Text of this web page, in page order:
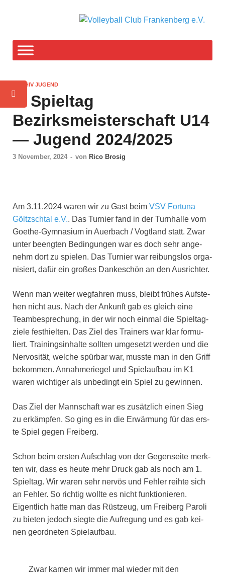
ARCHIV JUGEND
2. Spieltag
Bezirksmeisterschaft U14
— Jugend 2024/2025
3 November, 2024 - von Rico Brosig
Am 3.11.2024 waren wir zu Gast beim VSV For­tu­na
Göltzsch­tal e.V.. Das Tur­nier fand in der Turn­hal­le vom
Goe­the-Gym­na­si­um in Auer­bach / Vogt­land statt. Zwar
unter beeng­ten Bedin­gun­gen war es doch sehr ange­
nehm dort zu spie­len. Das Tur­nier war rei­bungs­los orga­
ni­siert, dafür ein gro­ßes Dan­ke­schön an den Aus­rich­ter.
Wenn man wei­ter weg­fah­ren muss, bleibt frü­hes Auf­ste­
hen nicht aus. Nach der Ankunft gab es gleich eine
Team­be­spre­chung, in der wir noch ein­mal die Spiel­tag­
zie­le fest­hiel­ten. Das Ziel des Trai­ners war klar for­mu­
liert. Trai­nings­in­hal­te soll­ten umge­setzt wer­den und die
Ner­vo­si­tät, wel­che spür­bar war, muss­te man in den Griff
bekom­men. Annah­me­rie­gel und Spiel­auf­bau im K1
waren wich­ti­ger als unbe­dingt ein Spiel zu gewin­nen.
Das Ziel der Mann­schaft war es zusätz­lich einen Sieg
zu erkämp­fen. So ging es in die Erwär­mung für das ers­
te Spiel gegen Frei­berg.
Schon beim ers­ten Auf­schlag von der Gegen­sei­te merk­
ten wir, dass es heu­te mehr Druck gab als noch am 1.
Spiel­tag. Wir waren sehr ner­vös und Feh­ler reih­te sich
an Feh­ler. So rich­tig woll­te es nicht funk­tio­nie­ren.
Eigent­lich hat­te man das Rüst­zeug, um Frei­berg Paro­li
zu bie­ten jedoch sieg­te die Auf­re­gung und es gab kei­
nen geord­ne­ten Spiel­auf­bau.
Zwar kamen wir immer mal wie­der mit den